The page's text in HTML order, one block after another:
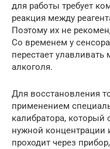
для работы требует
реакция между
Поэтому их не
Со временем у сенсора
перестает
алкоголя.
Для восстановления
применением
калибратора, который
нужной концентрации
проходит через